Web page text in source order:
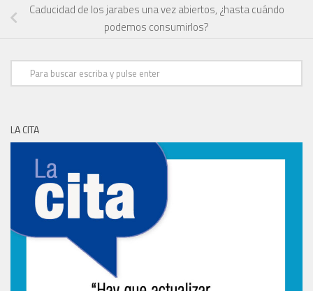
Caducidad de los jarabes una vez abiertos, ¿hasta cuándo
podemos consumirlos?
LA CITA